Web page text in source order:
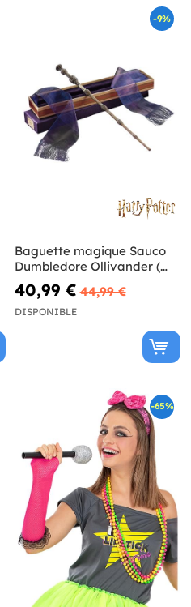
-9%
Baguette magique Sauco
Dumbledore Ollivander (
Réplique Officielle) - Harry
Potter
40,99 € 44,99 €
DISPONIBLE
-65%